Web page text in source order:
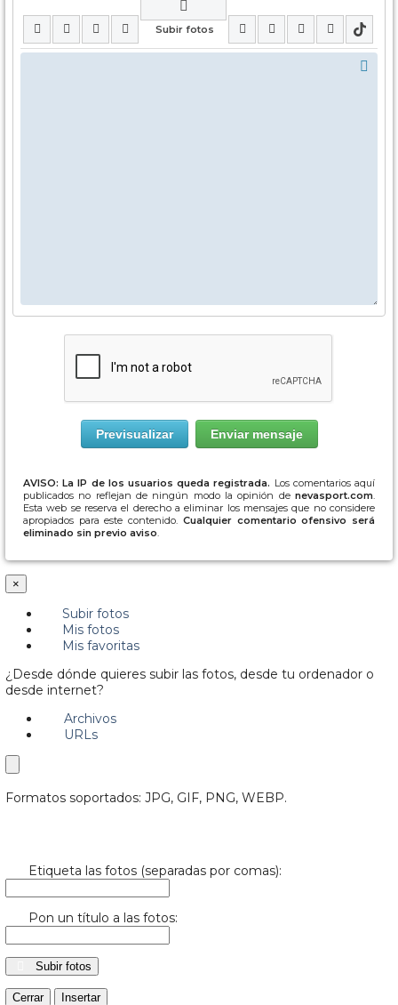
AVISO: La IP de los usuarios queda registrada. Los comentarios aquí
publicados no reflejan de ningún modo la opinión de nevasport.com.
Esta web se reserva el derecho a eliminar los mensajes que no considere
apropiados para este contenido. Cualquier comentario ofensivo será
eliminado sin previo aviso.
×
Subir fotos
Mis fotos
Mis favoritas
¿Desde dónde quieres subir las fotos, desde tu ordenador o
desde internet?
Archivos
URLs
Formatos soportados: JPG, GIF, PNG, WEBP.
Etiqueta las fotos (separadas por comas):
Pon un título a las fotos:
Subir fotos
Cerrar Insertar